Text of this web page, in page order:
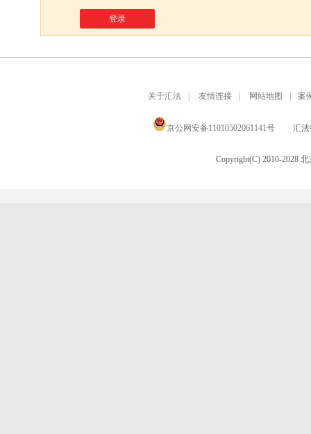
登录
关于汇法 友情连接 网站地图 案
京公网安备11010502061141号 汇法
Copyright(C) 2010-2028